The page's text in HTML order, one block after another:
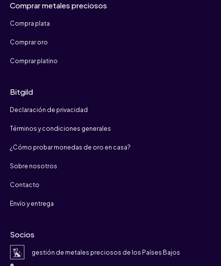
Comprar metales preciosos
Compra plata
Comprar oro
Comprar platino
Bitgild
Declaración de privacidad
Términos y condiciones generales
¿Cómo probar monedas de oro en casa?
Sobre nosotros
Contacto
Envío y entrega
Socios
gestión de metales preciosos de los Países Bajos